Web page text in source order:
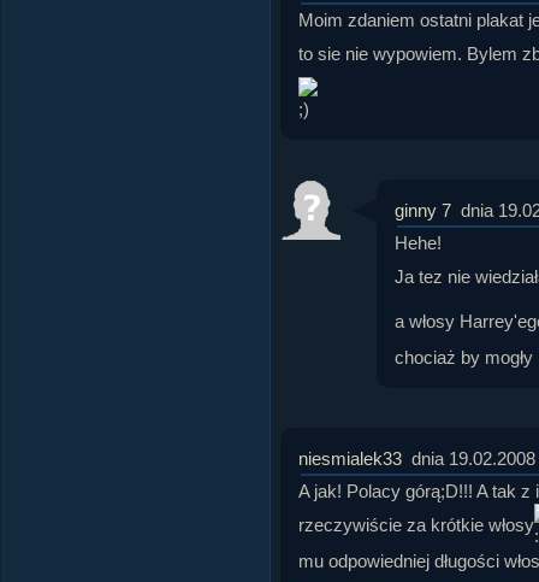
Moim zdaniem ostatni plakat
to sie nie wypowiem. Bylem
ginny 7 dnia
Hehe!
Ja tez nie
a włosy
chociaż by
niesmialek33 dnia
A jak! Polacy górą;D!!! A tak
rzeczywiście za krótkie włosy
mu odpowiedniej długości